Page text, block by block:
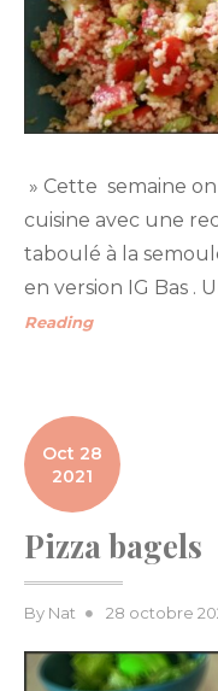
» Cette semaine
cuisine avec une
taboulé à la
en version IG Bas .
Reading
Oct 28
2021
Pizza bagels
By Nat
Posted
28 octobre